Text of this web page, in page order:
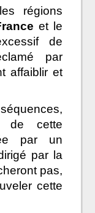
régions
et le
de
par
affaiblir et
de cette
par un
par la
pas,
cette